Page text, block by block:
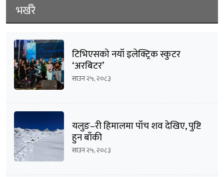
भर्खरै
टिभिएसको नयाँ इलेक्ट्रिक स्कुटर
‘अरबिटर’
साउन २५, २०८३
यलुङ–री हिमालमा पाँच शव देखिए, पुष्टि
हुन बाँकी
साउन २५, २०८३